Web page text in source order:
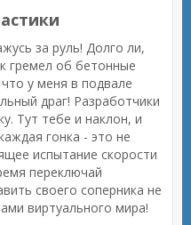
за руль! Долго ли,
гремел об бетонные
у меня в подвале
драг! Разработчики
Тут тебе и наклон, и
гонка - это не
испытание скорости
переключай
своего соперника не
виртуального мира!